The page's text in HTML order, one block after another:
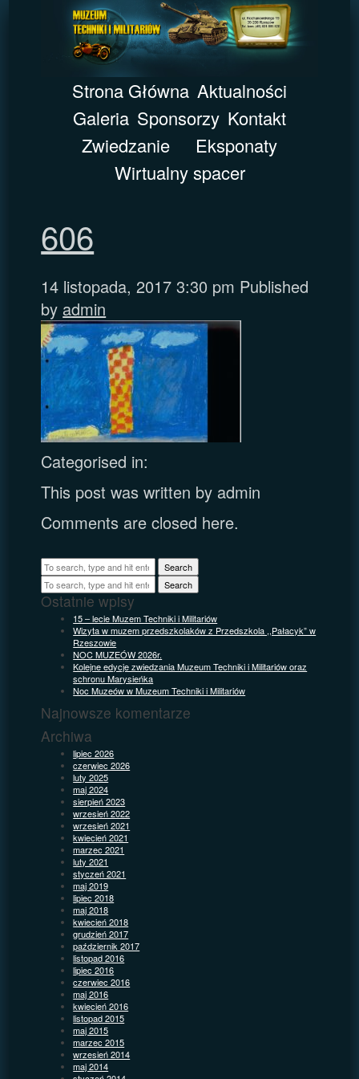
Strona Główna Aktualności
Galeria Sponsorzy Kontakt
Zwiedzanie
Eksponaty
Wirtualny spacer
606
14 listopada, 2017 3:30 pm Published
by admin
Categorised in:
This post was written by admin
Comments are closed here.
Search
Search
Ostatnie wpisy
15 – lecie Muzem Techniki i Militariów
Wizyta w muzem przedszkolaków z Przedszkola ,,Pałacyk” w
Rzeszowie
NOC MUZEÓW 2026r.
Kolejne edycje zwiedzania Muzeum Techniki i Militariów oraz
schronu Marysieńka
Noc Muzeów w Muzeum Techniki i Militariów
Najnowsze komentarze
Archiwa
lipiec 2026
czerwiec 2026
luty 2025
maj 2024
sierpień 2023
wrzesień 2022
wrzesień 2021
kwiecień 2021
marzec 2021
luty 2021
styczeń 2021
maj 2019
lipiec 2018
maj 2018
kwiecień 2018
grudzień 2017
październik 2017
listopad 2016
lipiec 2016
czerwiec 2016
maj 2016
kwiecień 2016
listopad 2015
maj 2015
marzec 2015
wrzesień 2014
maj 2014